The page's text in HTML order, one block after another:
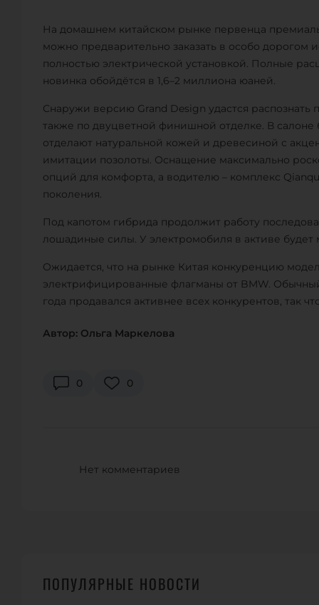
На домашнем китайском рынке первенца
можно предварительно заказать в особо дорогом
полностью электрической установкой. Полные
новинка обойдётся в 1,6–2 миллиона юаней.
Снаружи версию Grand Design удастся
также по двуцветной финишной отделке. В салоне
отделают натуральной кожей и древесиной с
имитации позолоты. Оснащение максимально
опций для комфорта, а водителю – комплекс
поколения.
Под капотом гибрида продолжит работу
лошадиные силы. У электромобиля в активе будет
Ожидается, что на рынке Китая конкуренцию
электрифицированные флагманы от BMW.
года продавался активнее всех конкурентов, так
Автор: Ольга Маркелова
0 0
Нет комментариев
ПОПУЛЯРНЫЕ НОВОСТИ